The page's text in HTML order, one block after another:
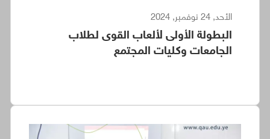
الأحد, 24 نوفمبر, 2024
البطولة الأولى لألعاب القوى لطلاب
الجامعات وكليات المجتمع